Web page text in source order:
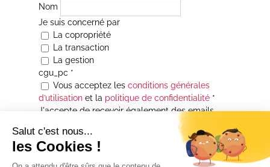
Nom
Je suis concerné par
La copropriété
La transaction
La gestion
cgu_pc *
Vous acceptez les conditions générales
d’utilisationet la politique de confidentialité*
J'accepte de recevoir également des emails
Je souhaite être informé(e) de toutes les
actualités immobilières des agences de la
Maison Atrium Gestion. À tout moment, vous
pourrez utiliser le lien de désabonnement